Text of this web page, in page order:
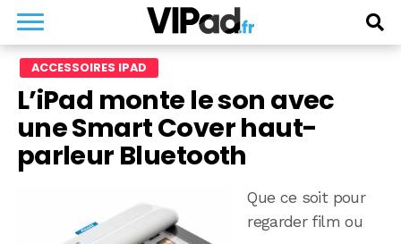
ACCESSOIRES IPAD
L’iPad monte le son avec
une Smart Cover haut-
parleur Bluetooth
Que ce soit pour
regarder film ou